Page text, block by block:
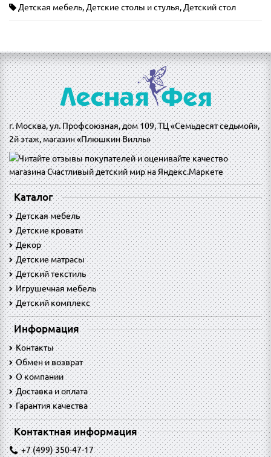
Детская мебель, Детские столы и стулья, Детский стол
г. Москва, ул. Профсоюзная, дом 109, ТЦ «Семьдесят седьмой»,
2й этаж, магазин «Плюшкин Вилль»
Каталог
Детская мебель
Детские кровати
Декор
Детские матрасы
Детский текстиль
Игрушечная мебель
Детский комплекс
Информация
Контакты
Обмен и возврат
O компании
Доставка и оплата
Гарантия качества
Контактная информация
+7 (499) 350-47-17